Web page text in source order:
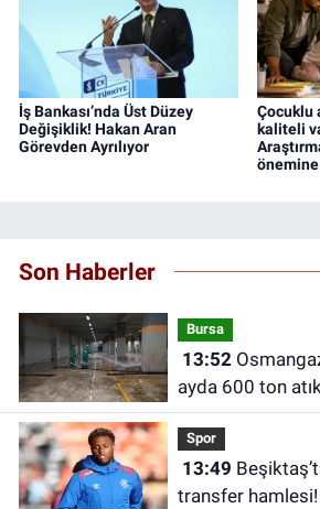
İş Bankası’nda Üst Düzey
Değişiklik! Hakan Aran
Görevden Ayrılıyor
Çocuklu
kaliteli
Son Haberler
Bursa
13:52Osmangazi’de pazarlardan
ayda 600 ton
Spor
13:49
transfer